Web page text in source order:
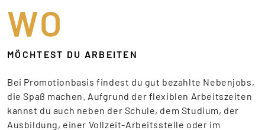
WO
MÖCHTEST DU ARBEITEN
Bei Promotionbasis findest du gut bezahlte Nebenjobs,
die Spaß machen. Aufgrund der flexiblen Arbeitszeiten
kannst du auch neben der Schule, dem Studium, der
Ausbildung, einer Vollzeit-Arbeitsstelle oder im